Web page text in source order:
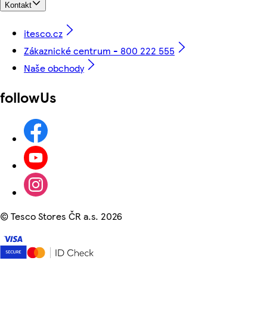
Kontakt
itesco.cz
Zákaznické centrum - 800 222 555
Naše obchody
followUs
©Tesco Stores ČR a.s. 2026